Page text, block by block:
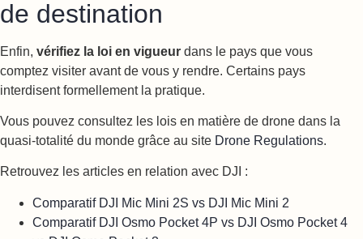
de destination
Enfin, vérifiez la loi en vigueur dans le pays que vous
comptez visiter avant de vous y rendre. Certains pays
interdisent formellement la pratique.
Vous pouvez consultez les lois en matière de drone dans la
quasi-totalité du monde grâce au site Drone Regulations.
Retrouvez les articles en relation avec DJI :
Comparatif DJI Mic Mini 2S vs DJI Mic Mini 2
Comparatif DJI Osmo Pocket 4P vs DJI Osmo Pocket 4